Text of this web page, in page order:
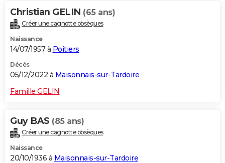
Christian GELIN (65 ans)
Créer une cagnotte obsèques
Naissance
14/07/1957 à Poitiers
Décès
05/12/2022 à Maisonnais-sur-Tardoire
Famille GELIN
Guy BAS (85 ans)
Créer une cagnotte obsèques
Naissance
20/10/1936 à Maisonnais-sur-Tardoire